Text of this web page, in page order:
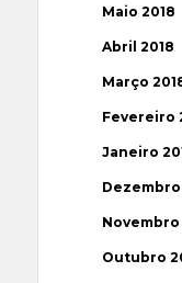
Maio 2018
Abril 2018
Março
Fevereiro
Janeiro
Dezembro
Novembro
Outubro